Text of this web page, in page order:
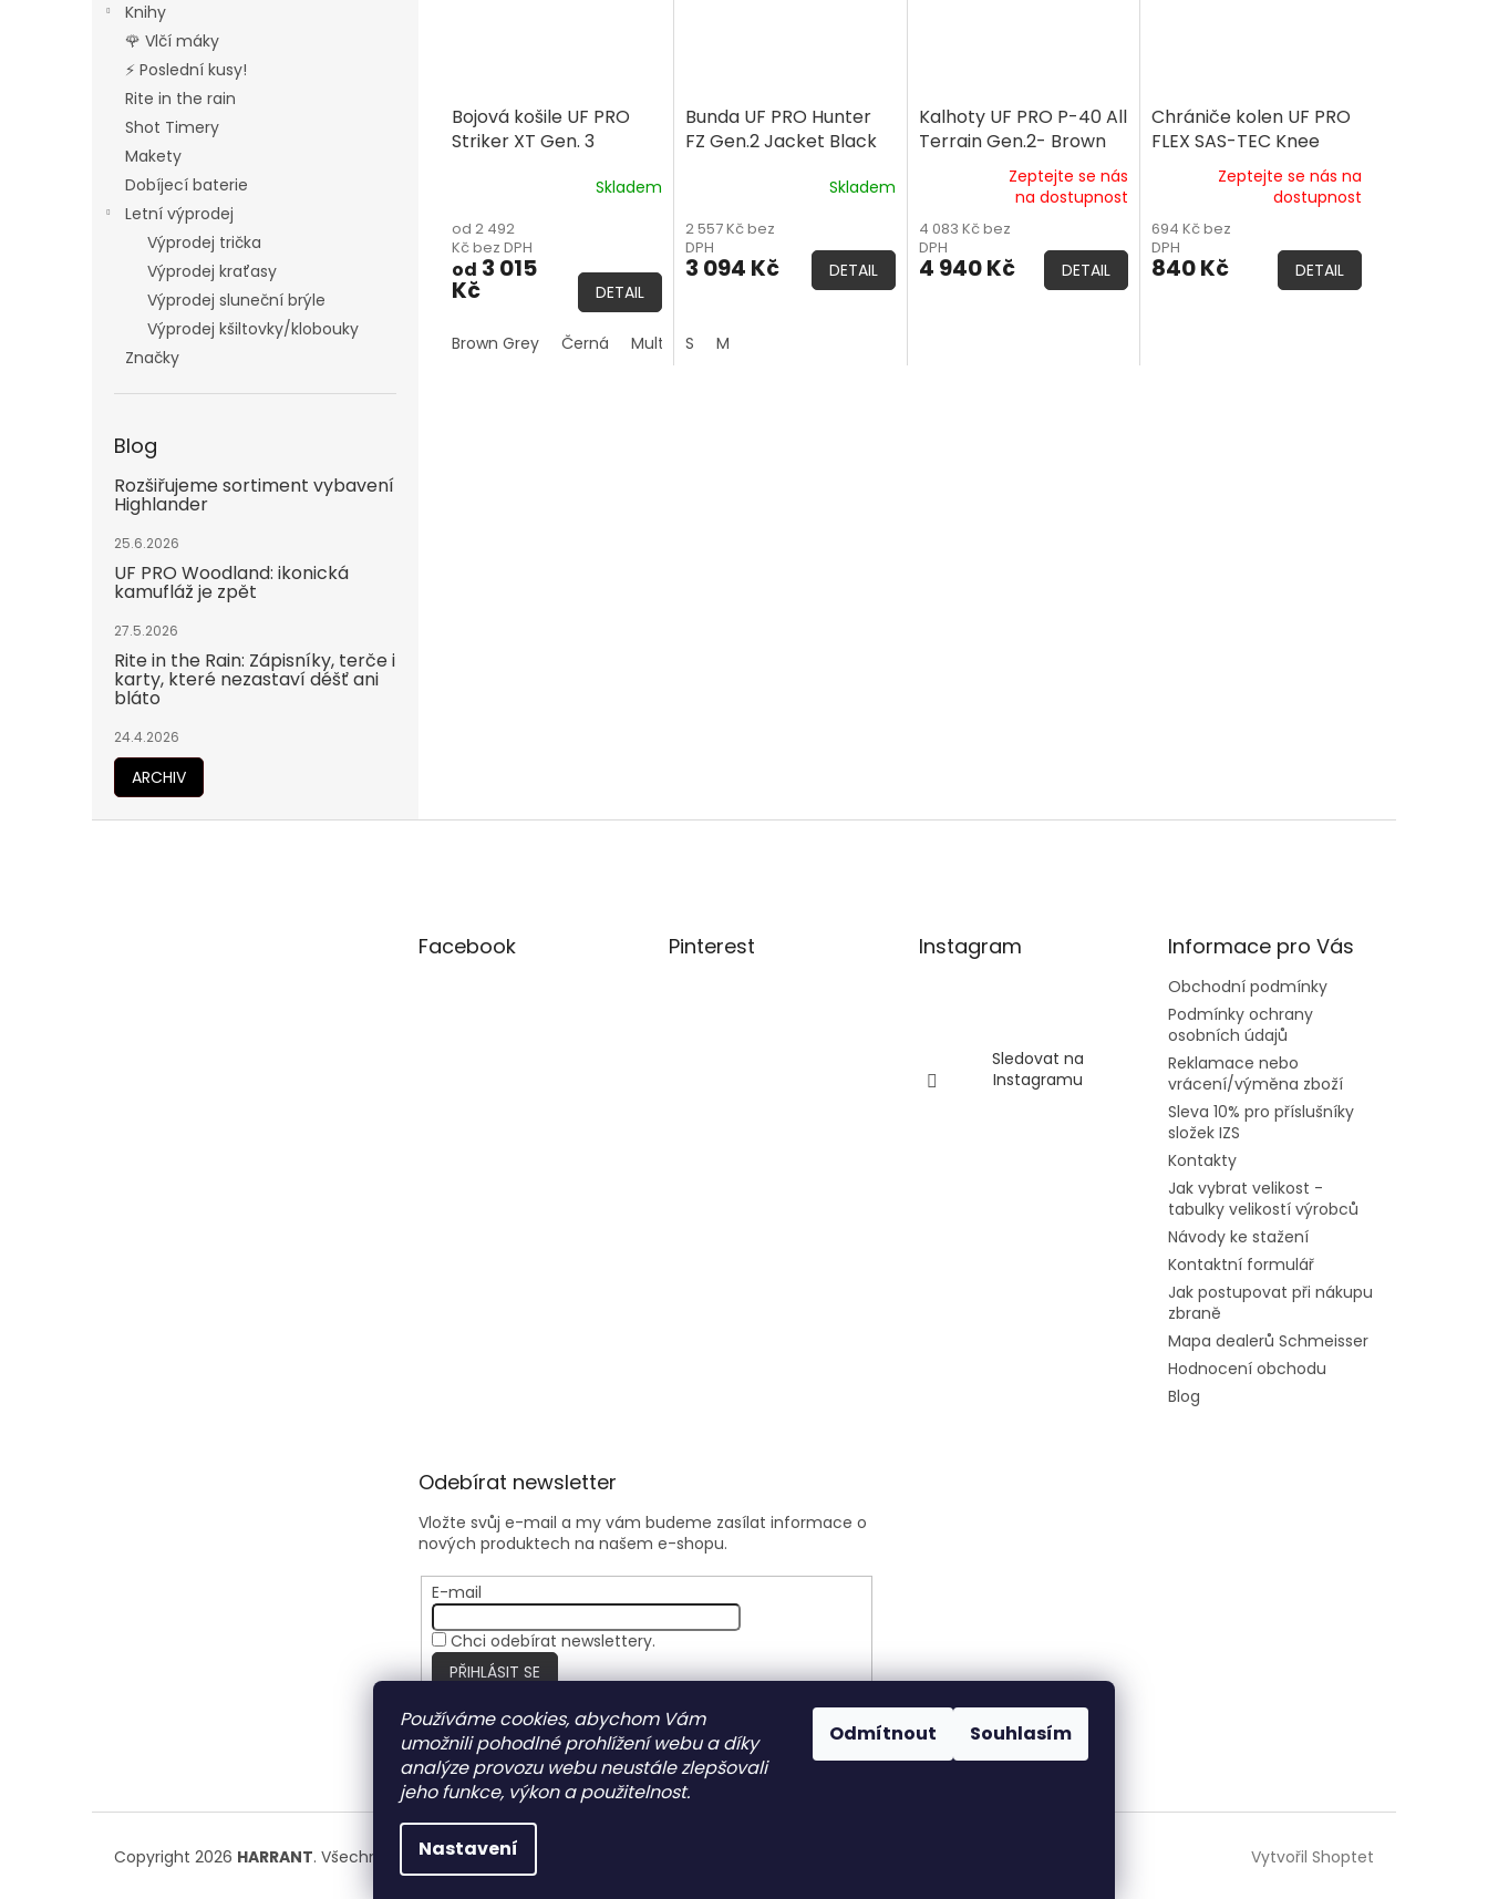
Používáme cookies, abychom Vám
umožnili pohodlné prohlížení webu a díky
analýze provozu webu neustále zlepšovali
jeho funkce, výkon a použitelnost.
Nastavení
Odmítnout Souhlasím
Knihy
🌹 Vlčí máky
⚡ Poslední kusy!
Rite in the rain
Shot Timery
Makety
Dobíjecí baterie
Letní výprodej
Výprodej trička
Výprodej kraťasy
Výprodej sluneční brýle
Výprodej kšiltovky/klobouky
Značky
Blog
Rozšiřujeme sortiment vybavení
Highlander
25.6.2026
UF PRO Woodland: ikonická
kamufláž je zpět
27.5.2026
Rite in the Rain: Zápisníky, terče i
karty, které nezastaví déšť ani
bláto
24.4.2026
ARCHIV
Bojová košile UF PRO
Striker XT Gen. 3
produktu
je
5,0
z
hvězdiček.
Skladem
od 2 492
Kč bez DPH
od 3 015
Kč DETAIL
Brown Grey Černá Multicam
Bunda UF PRO Hunter
FZ Gen.2 Jacket Black
produktu
je
5,0
hvězdiček.
Skladem
2 557 Kč bez
DPH
3 094 Kč DETAIL
S M
Kalhoty UF PRO P-40 All
Terrain Gen.2- Brown
produktu
je
5,0
Zeptejte se nás
na dostupnost
4 083 Kč bez
DPH
4 940 Kč DETAIL
Chrániče kolen UF PRO
FLEX SAS-TEC Knee
Zeptejte se nás na
dostupnost
694 Kč bez
DPH
840 Kč DETAIL
Facebook Pinterest Instagram
Sledovat na
Instagramu
Informace pro Vás
Obchodní podmínky
Podmínky ochrany
osobních údajů
Reklamace nebo
vrácení/výměna zboží
Sleva 10% pro příslušníky
složek IZS
Kontakty
Jak vybrat velikost -
tabulky velikostí výrobců
Návody ke stažení
Kontaktní formulář
Jak postupovat při nákupu
zbraně
Mapa dealerů Schmeisser
Hodnocení obchodu
Blog
Odebírat newsletter
Vložte svůj e-mail a my vám budeme zasílat informace o
nových produktech na našem e-shopu.
E-mail
Chci odebírat newslettery.
PŘIHLÁSIT SE
Nite Ize Czech
Vytvořil Shoptet
Copyright 2026 HARRANT. Všechna práva vyhrazena.